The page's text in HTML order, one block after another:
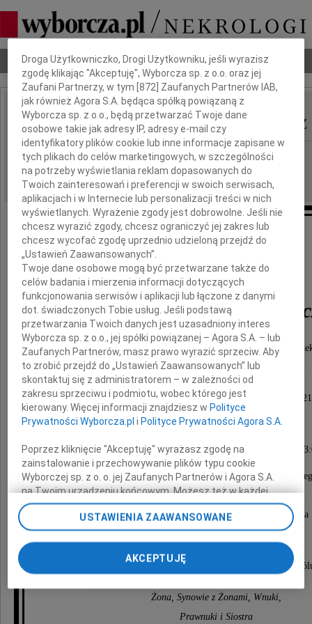
Nekrologi Odeszli Poradnik pogrzebowy
IMIĘ I NAZWISKO: Stanisław Maciukiewicz
REGION: Kraków
DATA EMISJI: 09.08.2021
Stanisław
Najukochańszy Mąż, Ojciec, Dziadek i
Urodzony 1 kwietnia 1933 roku w Gorlicach.
Opatrzony Św. Sakramentami odszedł 3 sierpnia
w Krakowie.
we wtorek, dnia 10 sierpnia 2021 roku o godz.
w kaplicy na Cmentarzu Rakowickim,
po czym nastąpi odprowadzenie prochów
do grobowca rodzinnego.
Msza Święta za Zmarłego zostanie odprawiona
w Kolegiacie św. Anny w Krakowie
29 sierpnia 2021 roku o godz. 13:00.
O czym zawiadamiają pogrążeni w głębokim
Żona, Synowie z Żonami, Wnuki,
Prawnuki i Siostra
Dbamy o Twoją prywatność
Droga Użytkowniczko, Drogi Użytkowniku, jeśli wyrazisz
zgodę klikając "Akceptuję", Wyborcza sp. z o.o. oraz jej
Zaufani Partnerzy, w tym [872 ] Zaufanych Partnerów IAB,
jak również Agora S.A. będąca spółką powiązaną z
Wyborcza sp. z o.o., będą przetwarzać Twoje dane
osobowe takie jak adresy IP, adresy e-mail czy
identyfikatory plików cookie lub inne informacje zapisane w
tych plikach do celów marketingowych, w szczególności
na potrzeby wyświetlania reklam dopasowanych do
Twoich zainteresowań i preferencji w swoich serwisach,
aplikacjach i w Internecie lub personalizacji treści w nich
wyświetlanych. Wyrażenie zgody jest dobrowolne. Jeśli nie
chcesz wyrazić zgody, chcesz ograniczyć jej zakres lub
chcesz wycofać zgodę uprzednio udzieloną przejdź do
„Ustawień Zaawansowanych”.
Twoje dane osobowe mogą być przetwarzane także do
celów badania i mierzenia informacji dotyczących
funkcjonowania serwisów i aplikacji lub łączone z danymi
dot. świadczonych Tobie usług. Jeśli podstawą
przetwarzania Twoich danych jest uzasadniony interes
Wyborcza sp. z o.o., jej spółki powiązanej – Agora S.A. – lub
Zaufanych Partnerów, masz prawo wyrazić sprzeciw. Aby
to zrobić przejdź do „Ustawień Zaawansowanych” lub
skontaktuj się z administratorem – w zależności od
zakresu sprzeciwu i podmiotu, wobec którego jest
kierowany. Więcej informacji znajdziesz w Polityce
Prywatności Wyborcza.pl i Polityce Prywatności Agora S.A.
Poprzez kliknięcie "Akceptuję" wyrażasz zgodę na
zainstalowanie i przechowywanie plików typu cookie
Wyborczej sp. z o. o. jej Zaufanych Partnerów i Agora S.A.
na Twoim urządzeniu końcowym. Możesz też w każdej
chwili zmienić swoje preferencje dot. plików cookie,
ponownie wywołując narzędzie do zarządzania Twoimi
preferencjami dot. przetwarzania danych poprzez
odnośnik „Ustawienia prywatności” w stopce serwisu i
przechodząc do sekcji „Ustawienia zaawansowane”.
Zmiana ustawień plików cookie możliwa jest także za
pomocą ustawień przeglądarki.
My, nasi Zaufani Partnerzy i Agora S.A. możemy
USTAWIENIA ZAAWANSOWANE
AKCEPTUJĘ